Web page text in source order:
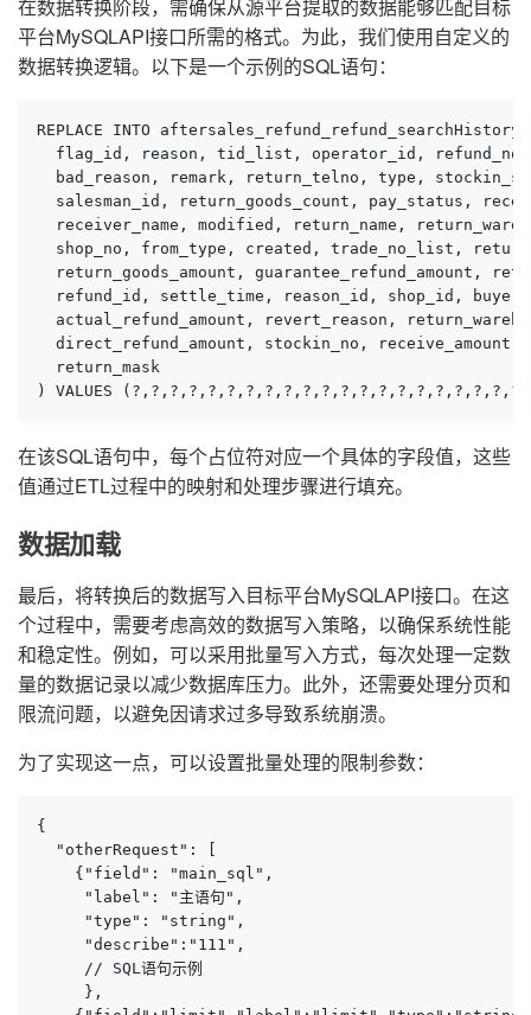
在数据转换阶段，需确保从源平台提取的数据能够匹配目标
平台MySQLAPI接口所需的格式。为此，我们使用自定义的
数据转换逻辑。以下是一个示例的SQL语句：
REPLACE INTO aftersales_refund_refund_searchHistory
flag_id, reason, tid_list, operator_id,
bad_reason, remark, return_telno, type,
salesman_id, return_goods_count, pay_status,
receiver_name, modified, return_name,
shop_no, from_type, created, trade_no_list,
return_goods_amount, guarantee_refund_amount,
refund_id, settle_time, reason_id, shop_id,
actual_refund_amount, revert_reason,
direct_refund_amount, stockin_no,
  return_mask
) VALUES
在该SQL语句中，每个占位符对应一个具体的字段值，这些
值通过ETL过程中的映射和处理步骤进行填充。
数据加载
最后，将转换后的数据写入目标平台MySQLAPI接口。在这
个过程中，需要考虑高效的数据写入策略，以确保系统性能
和稳定性。例如，可以采用批量写入方式，每次处理一定数
量的数据记录以减少数据库压力。此外，还需要处理分页和
限流问题，以避免因请求过多导致系统崩溃。
为了实现这一点，可以设置批量处理的限制参数：
{
  "otherRequest": [
    {"field": "main_sql",
     "label": "主语句",
     "type": "string",
     "describe":"111",
     // SQL语句示例
     },